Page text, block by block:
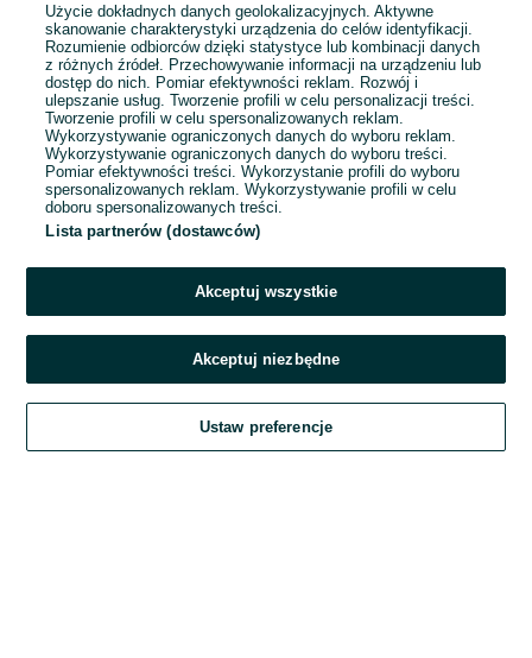
E-mail
Hasło
Zaloguj się
Kontynuując za pośrednictwem jednego z dostawców wskazanych powyżej,
OLX.pl w jego aktualnym brzmieniu.
Użycie dokładnych danych geolokalizacyjnych. Aktywne
skanowanie charakterystyki urządzenia do celów identyfikacji.
Rozumienie odbiorców dzięki statystyce lub kombinacji danych
z różnych źródeł. Przechowywanie informacji na urządzeniu lub
dostęp do nich. Pomiar efektywności reklam. Rozwój i
ulepszanie usług. Tworzenie profili w celu personalizacji treści.
Tworzenie profili w celu spersonalizowanych reklam.
Wykorzystywanie ograniczonych danych do wyboru reklam.
Wykorzystywanie ograniczonych danych do wyboru treści.
Pomiar efektywności treści. Wykorzystanie profili do wyboru
spersonalizowanych reklam. Wykorzystywanie profili w celu
doboru spersonalizowanych treści.
Lista partnerów (dostawców)
Akceptuj wszystkie
Akceptuj niezbędne
Ustaw preferencje